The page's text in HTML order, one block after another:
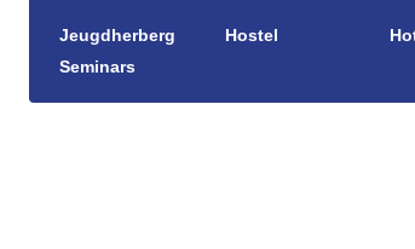
Jeugdherberg Hostel
Seminars